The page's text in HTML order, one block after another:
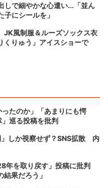
しで細やかな心遣い...「並ん
にシールを」
JK風制服＆ルーズソックス衣
りゅう」アイスショーで
たのか」「あまりにも愕
巡る投稿を批判
しか視察せず？SNS拡散 内
年を取り戻す」投稿に批判
果だろう」